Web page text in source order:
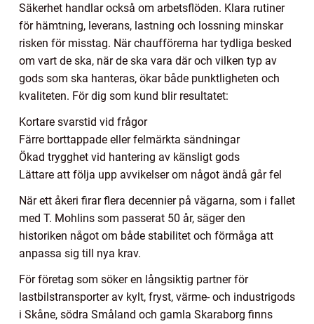
Säkerhet handlar också om arbetsflöden. Klara rutiner
för hämtning, leverans, lastning och lossning minskar
risken för misstag. När chaufförerna har tydliga besked
om vart de ska, när de ska vara där och vilken typ av
gods som ska hanteras, ökar både punktligheten och
kvaliteten. För dig som kund blir resultatet:
Kortare svarstid vid frågor
Färre borttappade eller felmärkta sändningar
Ökad trygghet vid hantering av känsligt gods
Lättare att följa upp avvikelser om något ändå går fel
När ett åkeri firar flera decennier på vägarna, som i fallet
med T. Mohlins som passerat 50 år, säger den
historiken något om både stabilitet och förmåga att
anpassa sig till nya krav.
För företag som söker en långsiktig partner för
lastbilstransporter av kylt, fryst, värme- och industrigods
i Skåne, södra Småland och gamla Skaraborg finns